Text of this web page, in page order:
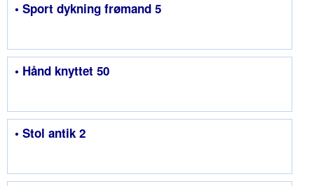
• Sport dykning frømand 5
• Hånd knyttet 50
• Stol antik 2